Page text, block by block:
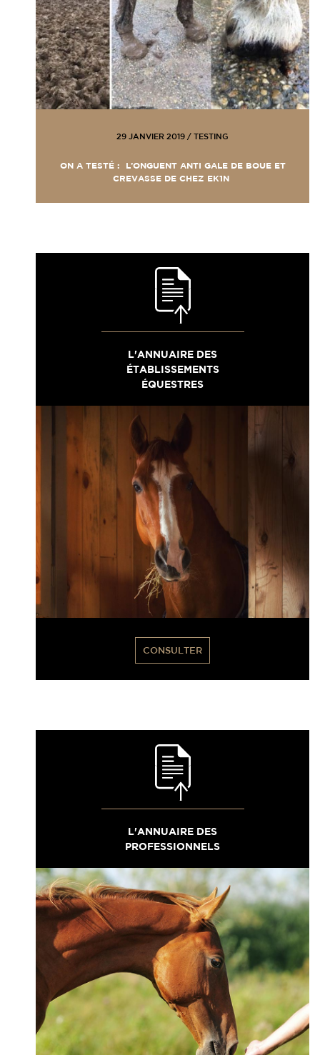
29 JANVIER 2019 / TESTING
ON A TESTÉ : L’ONGUENT ANTI GALE DE BOUE ET
CREVASSE DE CHEZ EK1N
L'ANNUAIRE DES
ÉTABLISSEMENTS
ÉQUESTRES
CONSULTER
L'ANNUAIRE DES
PROFESSIONNELS